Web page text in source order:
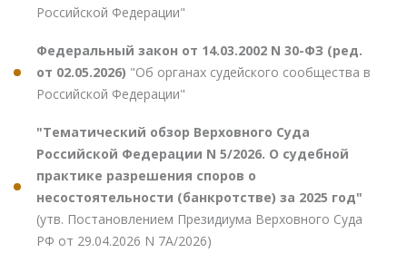
Российской Федерации"
Федеральный закон от 14.03.2002 N 30-ФЗ (ред.
от 02.05.2026) "Об органах судейского сообщества в
Российской Федерации"
"Тематический обзор Верховного Суда
Российской Федерации N 5/2026. О судебной
практике разрешения споров о
несостоятельности (банкротстве) за 2025 год"
(утв. Постановлением Президиума Верховного Суда
РФ от 29.04.2026 N 7А/2026)